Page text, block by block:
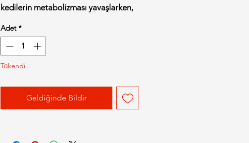
kedilerin metabolizması yavaşlarken,
karşı sindirim veya deri hassasiyeti de
gelişebilir. Advance Cat Sterilized
Salmon Sensitive, ana protein kaynağı
olarak somon balığını kullanarak hem
kilo kontrolü sağlar hem de
"Sensitive" içeriğiyle alerji riskini
minimize eder. 1.5 kg'lık ambalajı,
Adet *
Tükendi
Geldiğinde Bildir